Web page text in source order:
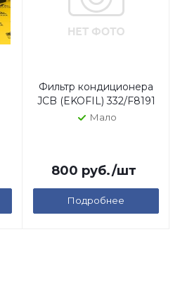
Фильтр кондиционера
JCB (EKOFIL) 332/F8191
Мало
800 руб./шт
Подробнее